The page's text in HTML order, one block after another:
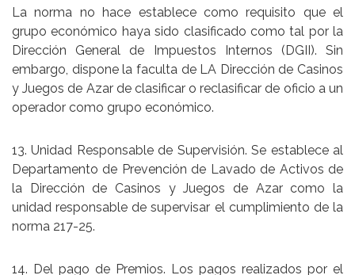
La norma no hace establece como requisito que el
grupo económico haya sido clasificado como tal por la
Dirección General de Impuestos Internos (DGII). Sin
embargo, dispone la faculta de LA Dirección de Casinos
y Juegos de Azar de clasificar o reclasificar de oficio a un
operador como grupo económico.
13. Unidad Responsable de Supervisión. Se establece al
Departamento de Prevención de Lavado de Activos de
la Dirección de Casinos y Juegos de Azar como la
unidad responsable de supervisar el cumplimiento de la
norma 217-25.
14. Del pago de Premios. Los pagos realizados por el